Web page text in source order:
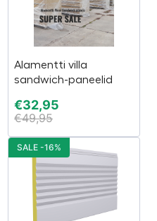
Alamentti villa
sandwich-paneelid
€32,95
€49,95
SALE -16%